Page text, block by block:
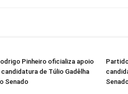
Pinheiro oficializa apoio
candidatura de Túlio Gadêlha
Senado